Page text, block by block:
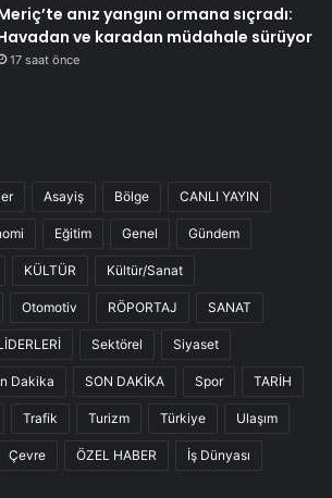
anız yangını ormana sıçradı:
ve karadan müdahale sürüyor
17 saat önce
Asayiş Bölge CANLI YAYIN
Eğitim Genel Gündem
KÜLTÜR Kültür/Sanat
Otomotiv RÖPORTAJ SANAT
Sektörel Siyaset
Dakika SON DAKİKA Spor TARİH
Trafik Turizm Türkiye Ulaşım
Çevre ÖZEL HABER İş Dünyası